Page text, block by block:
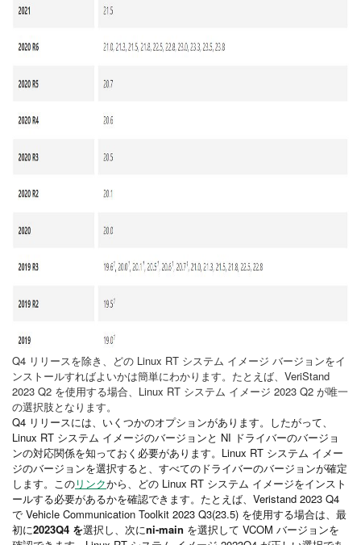
Q4 リリースを除き、どの Linux RT システム イメージ バージョンをイ
ンストールすればよいかは簡単にわかります。たとえば、VeriStand
2023 Q2 を使用する場合、Linux RT システム イメージ 2023 Q2 が唯一
の選択肢となります。
Q4 リリースには、いくつかのオプションがあります。したがって、
Linux RT システム イメージのバージョンと NI ドライバーのバージョ
ンの対応関係を知っておく必要があります。Linux RT システム イメー
ジのバージョンを選択すると、すべてのドライバーのバージョンが確定
します。このリンクから、どの Linux RT システム イメージをインスト
ールする必要があるかを確認できます。たとえば、Veristand 2023 Q4
で Vehicle Communication Toolkit 2023 Q3(23.5) を使用する場合は、最
初に2023Q4 を選択し、次にni-main を選択して VCOM バージョンを